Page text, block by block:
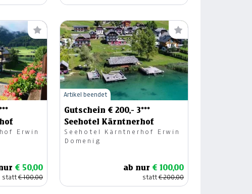
Erwin
€ 50,00
statt€ 100,00
Gutschein € 200,- 3***
Seehotel Kärntnerhof
Seehotel Kärntnerhof Erwin
Domenig
ab nur € 100,00
statt€ 200,00
Artikel beendet